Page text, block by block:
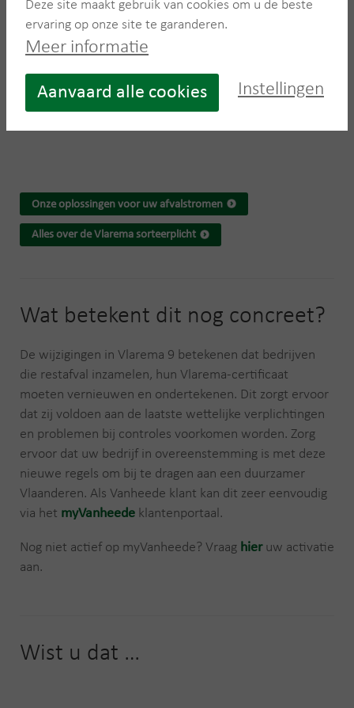
gipsblokken
deze lijst nog aangevuld met:
Glaswol
Rotswol
Onze oplossingen voor uw afvalstromen
Alles over de Vlarema sorteerplicht
Wat betekent dit nog concreet?
De wijzigingen in Vlarema 9 betekenen dat bedrijven
die restafval inzamelen, hun Vlarema-certificaat
moeten vernieuwen en ondertekenen. Dit zorgt ervoor
dat zij voldoen aan de laatste wettelijke verplichtingen
en problemen bij controles voorkomen worden. Zorg
ervoor dat uw bedrijf in overeenstemming is met deze
nieuwe regels om bij te dragen aan een duurzamer
Vlaanderen. Als Vanheede klant kan dit zeer eenvoudig
via het myVanheede klantenportaal.
Nog niet actief op myVanheede? Vraag hieruw activatie
aan.
Wist u dat …
Deze site maakt gebruik van cookies om u de beste
ervaring op onze site te garanderen.
Meer informatie
Aanvaard alle cookies Instellingen